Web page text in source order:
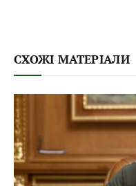
СХОЖІ МАТЕРІАЛИ